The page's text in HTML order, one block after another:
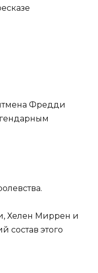
Фредди
Хелен Миррен и
состав этого